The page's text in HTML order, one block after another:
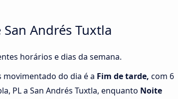
Andrés Tuxtla
horários e dias da semana.
movimentado do dia é a Fim de tarde, com 6
PL a San Andrés Tuxtla, enquanto Noite